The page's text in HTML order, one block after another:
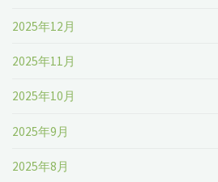
2025年12月
2025年11月
2025年10月
2025年9月
2025年8月